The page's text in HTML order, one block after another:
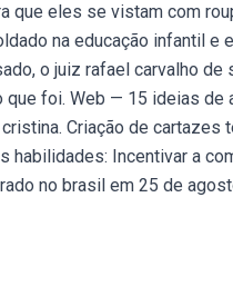
que eles se vistam com
na educação infantil e
o juiz rafael carvalho de
que foi. Web — 15 ideias de
Criação de cartazes
habilidades: Incentivar a
no brasil em 25 de